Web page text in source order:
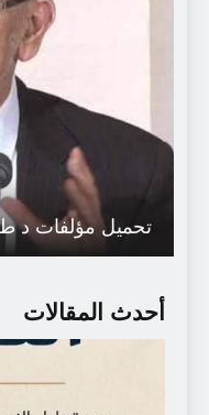
أحدث المقالات
تحميل مؤلفات د